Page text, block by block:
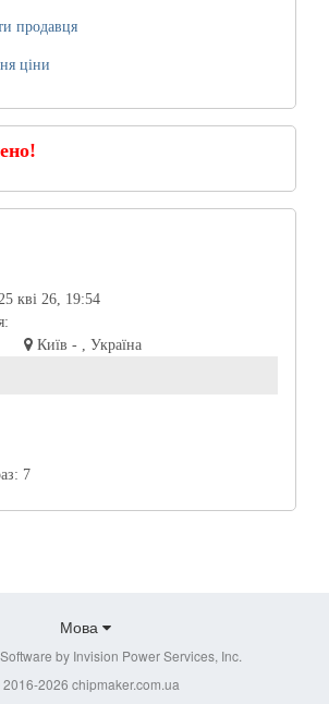
продавця
ціни
25 кві 26, 19:54
Київ - , Україна
7
Мова
by Invision Power Services, Inc.
2026 chipmaker.com.ua